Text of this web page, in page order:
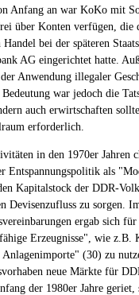
Anfang an war KoKo mit
über Konten verfügen, die
Handel bei der späteren
AG eingerichtet hatte.
Anwendung illegaler
Bedeutung war jedoch die
auch erwirtschaften
erforderlich.
in den 1970er Jahren
Entspannungspolitik als
Kapitalstock der DDR-
Devisenzufluss zu sorgen.
ergab sich
Erzeugnisse", wie
Anlagenimporte" (30) zu
neue Märkte für
der 1980er Jahre